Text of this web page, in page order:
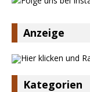
Anzeige
Kategorien